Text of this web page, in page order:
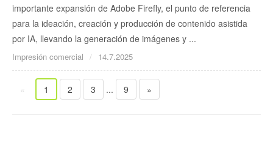
importante expansión de Adobe Firefly, el punto de referencia
para la ideación, creación y producción de contenido asistida
por IA, llevando la generación de imágenes y ...
Impresión comercial 14.7.2025
« 1 2 3 ... 9 »